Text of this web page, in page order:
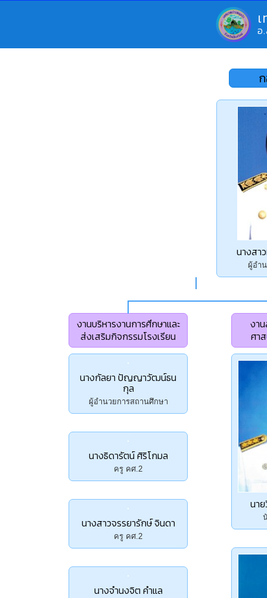
อ
นางสา
ผู้อำ
งานบริหารงานการศึกษาและ
ส่งเสริมกิจกรรมโรงเรียน
นางกัลยา ปัญญาวัฒน์ธน
กุล
ผู้อำนวยการสถานศึกษา
นางธิดารัตน์ ศิริโกมล
ครู คศ.2
นางสาวจรรยารักษ์ จินดา
ครู คศ.2
นางจำนงจิต คำแล
งา
ศา
นา